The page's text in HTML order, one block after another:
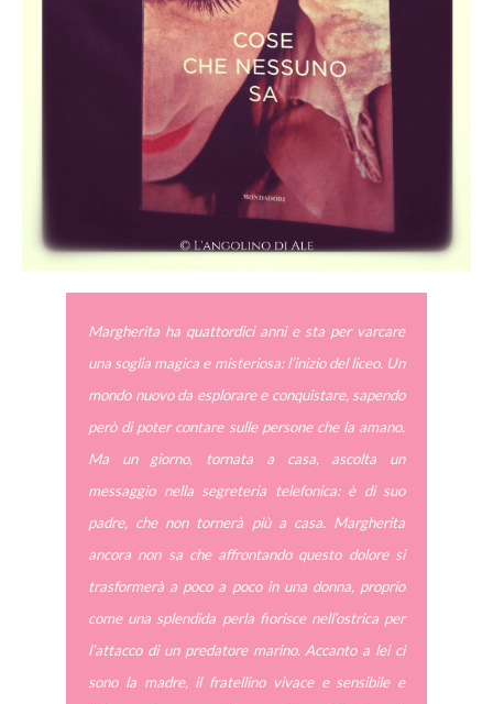
Margherita ha quattordici anni e sta per varcare
una soglia magica e misteriosa: l’inizio del liceo. Un
mondo nuovo da esplorare e conquistare, sapendo
però di poter contare sulle persone che la amano.
Ma un giorno, tornata a casa, ascolta un
messaggio nella segreteria telefonica: è di suo
padre, che non tornerà più a casa. Margherita
ancora non sa che affrontando questo dolore si
trasformerà a poco a poco in una donna, proprio
come una splendida perla fiorisce nell’ostrica per
l’attacco di un predatore marino. Accanto a lei ci
sono la madre, il fratellino vivace e sensibile e